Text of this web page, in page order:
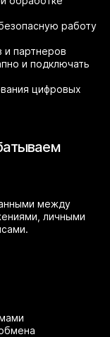
работу
и партнеров
и подключать
цифровых
между
личными